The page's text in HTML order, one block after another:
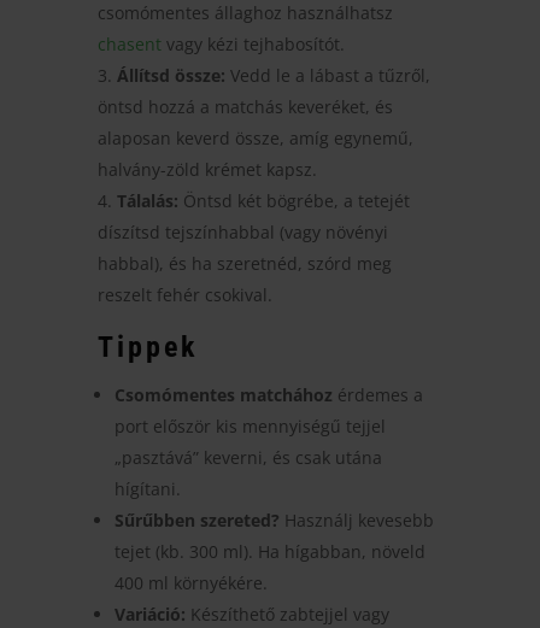
csomómentes állaghoz használhatsz
chasentvagy kézi tejhabosítót.
Állítsd össze: Vedd le a lábast a tűzről,
öntsd hozzá a matchás keveréket, és
alaposan keverd össze, amíg egynemű,
halvány-zöld krémet kapsz.
Tálalás: Öntsd két bögrébe, a tetejét
díszítsd tejszínhabbal (vagy növényi
habbal), és ha szeretnéd, szórd meg
reszelt fehér csokival.
Tippek
Csomómentes matchához érdemes a
port először kis mennyiségű tejjel
„pasztává” keverni, és csak utána
hígítani.
Sűrűbben szereted? Használj kevesebb
tejet (kb. 300 ml). Ha hígabban, növeld
400 ml környékére.
Variáció: Készíthető zabtejjel vagy